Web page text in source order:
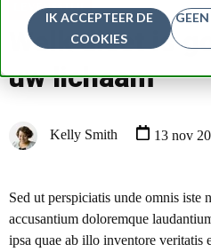
IK ACCEPTEER DE
COOKIES
LEVENSSTIJL
Welk dieet is
uw lichaam
Kelly Smith 13 nov
Sed ut perspiciatis unde omnis iste
accusantium doloremque
ipsa quae ab illo inventore veritatis